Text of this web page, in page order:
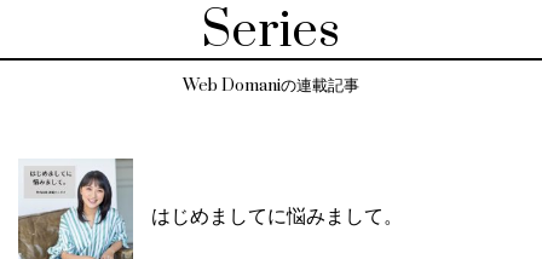
Series
Web Domaniの連載記事
はじめましてに悩みまして。